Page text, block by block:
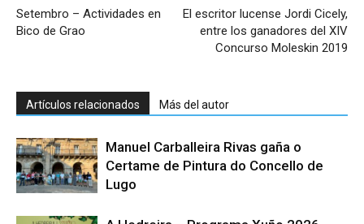
Setembro – Actividades en
Bico de Grao
El escritor lucense Jordi Cicely,
entre los ganadores del XIV
Concurso Moleskin 2019
Artículos relacionados Más del autor
Manuel Carballeira Rivas gaña o
Certame de Pintura do Concello de
Lugo